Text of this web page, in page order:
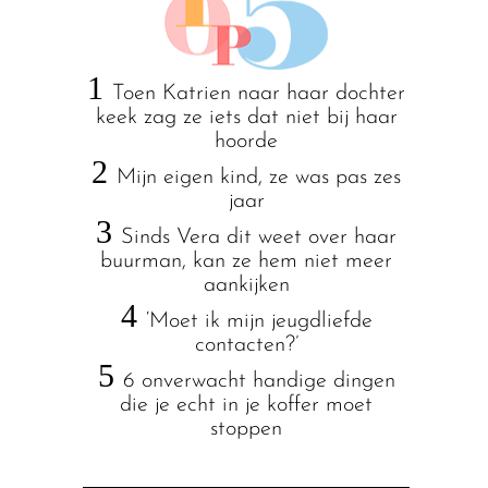
1
Toen Katrien naar haar dochter
keek zag ze iets dat niet bij haar
hoorde
2 Mijn eigen kind, ze was pas zes
jaar
3 Sinds Vera dit weet over haar
buurman, kan ze hem niet meer
aankijken
4 ‘Moet ik mijn jeugdliefde
contacten?’
5 6 onverwacht handige dingen
die je echt in je koffer moet
stoppen